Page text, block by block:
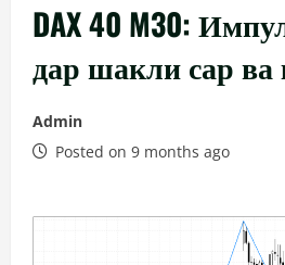
DAX 40 M30:
дар шакли сар
Admin
Posted on 9 months ago